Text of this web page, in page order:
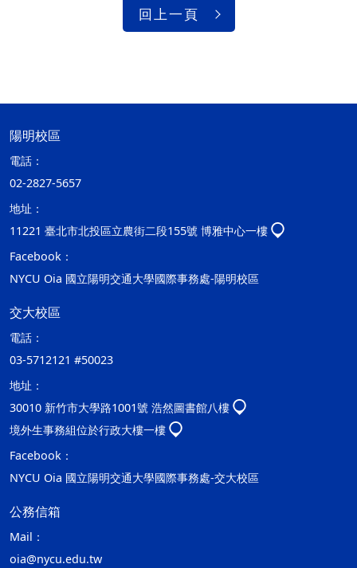
回上一頁
陽明校區
電話：
02-2827-5657
地址：
11221 臺北市北投區立農街二段155號 博雅中心一樓
Facebook：
NYCU Oia 國立陽明交通大學國際事務處-陽明校區
交大校區
電話：
03-5712121 #50023
地址：
30010 新竹市大學路1001號 浩然圖書館八樓
境外生事務組位於行政大樓一樓
Facebook：
NYCU Oia 國立陽明交通大學國際事務處-交大校區
公務信箱
Mail：
oia@nycu.edu.tw